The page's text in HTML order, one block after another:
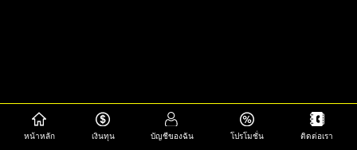
หน้าหลัก เงินทุน บัญชีของฉัน โปรโมชั่น ติดต่อเรา